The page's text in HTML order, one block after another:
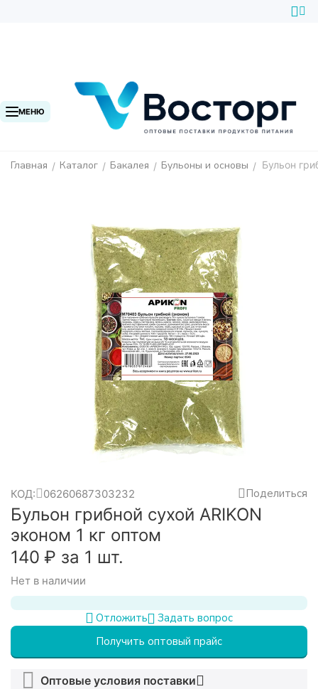
МЕНЮ
Главная / Каталог / Бакалея / Бульоны и основы / Бульон
КОД: 06260687303232 Поделиться
Бульон грибной сухой ARIKON
эконом 1 кг оптом
‍140‍ ₽ за 1 шт.
Нет в наличии
Получить оптовый прайс
Отложить Задать вопрос
Оптовые условия поставки